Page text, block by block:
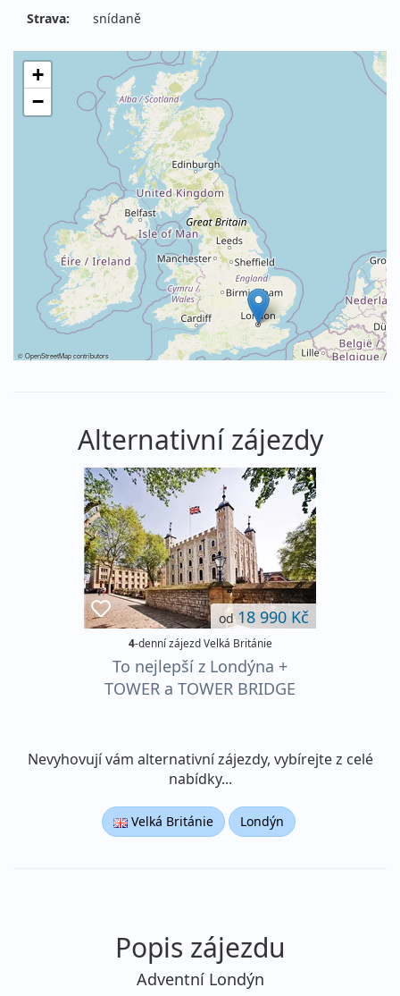
Strava:
snídaně
+
−
©OpenStreetMapcontributors
Alternativní zájezdy
od18 990 Kč
4-denní zájezd Velká Británie
To nejlepší z Londýna +
TOWER a TOWER BRIDGE
Nevyhovují vám alternativní zájezdy, vybírejte z celé
nabídky...
Velká Británie Londýn
Popis zájezdu
Adventní Londýn